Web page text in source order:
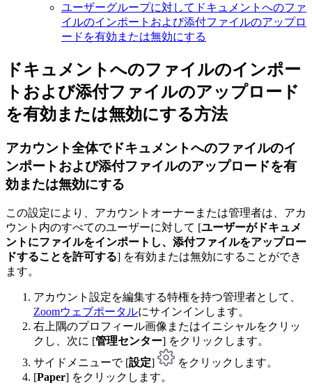
ユーザーグループに対してドキュメントへのファ
イルのインポートおよび添付ファイルのアップロ
ードを有効または無効にする
ドキュメントへのファイルのインポー
トおよび添付ファイルのアップロード
を有効または無効にする方法
アカウント全体でドキュメントへのファイルのイ
ンポートおよび添付ファイルのアップロードを有
効または無効にする
この設定により、アカウントオーナーまたは管理者は、アカ
ウント内のすべてのユーザーに対して [ユーザーがドキュメ
ントにファイルをインポートし、添付ファイルをアップロー
ドすることを許可する] を有効または無効にすることができ
ます。
アカウント設定を編集する特権を持つ管理者として、
Zoomウェブポータルにサインインします。
右上隅のプロフィール画像またはイニシャルをクリッ
クし、次に [管理センター] をクリックします。
サイドメニューで [設定]
をクリックします。
[Paper] をクリックします。